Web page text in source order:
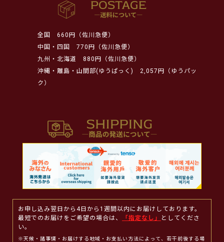
全国
660円（佐川急便）
中国・四国
770円（佐川急便）
九州・北海道
880円（佐川急便）
沖縄・離島・山間部(ゆうぱっく)
2,057円（ゆうパッ
ク）
お申し込み翌日から4日から1週間以内にお届けしております。
最短でのお届けをご希望の場合は、
「指定なし」
としてくださ
い。
※天候・諸事情・お届けする地域・お支払い方法によって、若干前後する場